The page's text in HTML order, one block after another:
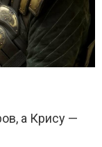
а Крису —